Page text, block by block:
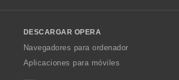
w
O
p
DESCARGAR OPERA
Navegadores para ordenador
Aplicaciones para móviles